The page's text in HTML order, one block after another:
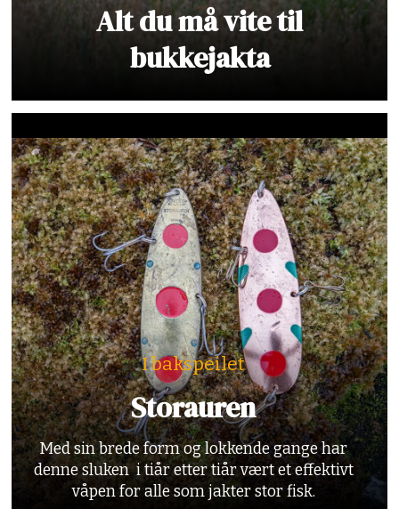
Alt du må vite til
bukkejakta
I bakspeilet
Storauren
Med sin brede form og lokkende gange har
denne sluken i tiår etter tiår vært et effektivt
våpen for alle som jakter stor fisk.